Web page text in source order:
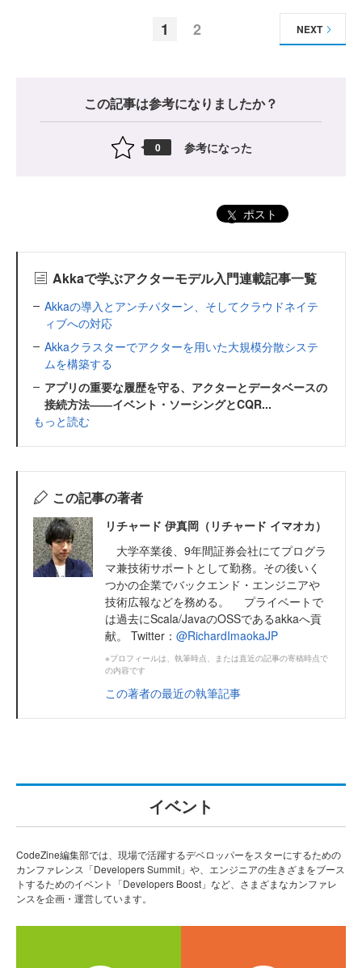
1 2 NEXT
この記事は参考になりましたか？
0 参考になった
ポスト
Akkaで学ぶアクターモデル入門連載記事一覧
Akkaの導入とアンチパターン、そしてクラウドネイテ
ィブへの対応
Akkaクラスターでアクターを用いた大規模分散システ
ムを構築する
アプリの重要な履歴を守る、アクターとデータベースの
接続方法――イベント・ソーシングとCQR...
もっと読む
この記事の著者
リチャード 伊真岡（リチャード イマオカ）
大学卒業後、9年間証券会社にてプログラ
マ兼技術サポートとして勤務。その後いく
つかの企業でバックエンド・エンジニアや
技術広報などを務める。 プライベートで
は過去にScala/JavaのOSSであるakkaへ貢
献。 Twitter： @RichardImaokaJP
※プロフィールは、執筆時点、または直近の記事の寄稿時点で
の内容です
この著者の最近の執筆記事
イベント
CodeZine編集部では、現場で活躍するデベロッパーをスターにするための
カンファレンス「Developers Summit」や、エンジニアの生きざまをブース
トするためのイベント「Developers Boost」など、さまざまなカンファレ
ンスを企画・運営しています。